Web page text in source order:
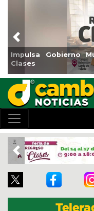
Municipal
Previous
Previous